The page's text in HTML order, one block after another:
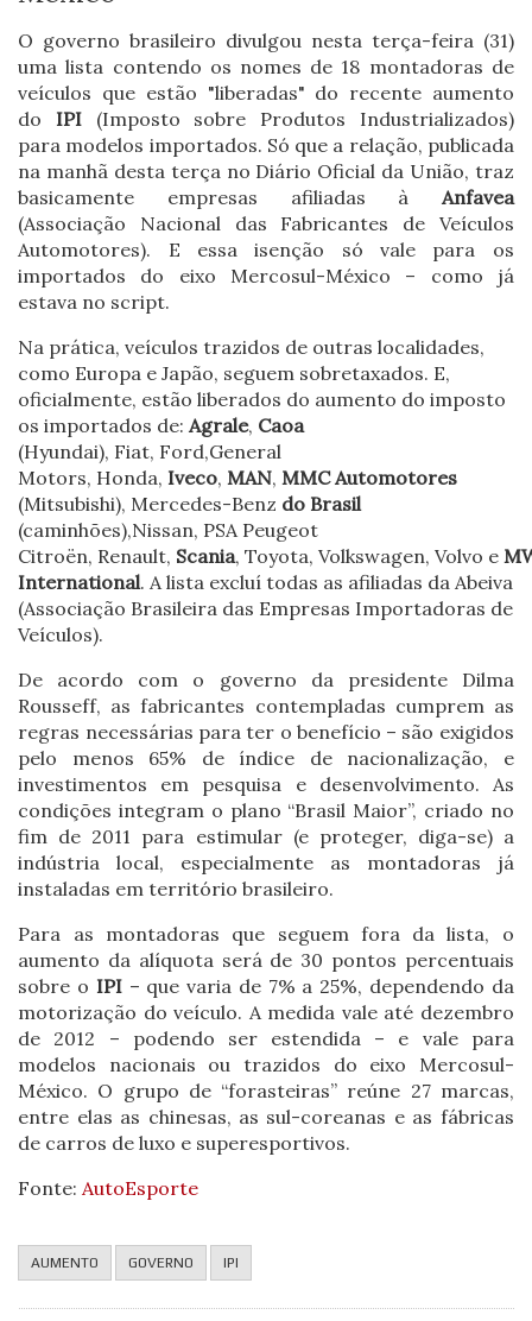
O governo brasileiro divulgou nesta terça-feira (31)
uma lista contendo os nomes de 18 montadoras de
veículos que estão "liberadas" do recente aumento
do IPI(Imposto sobre Produtos Industrializados)
para modelos importados. Só que a relação, publicada
na manhã desta terça no Diário Oficial da União, traz
basicamente empresas afiliadas à Anfavea
(Associação Nacional das Fabricantes de Veículos
Automotores). E essa isenção só vale para os
importados do eixo Mercosul-México – como já
estava no script.
Na prática, veículos trazidos de outras localidades,
como Europa e Japão, seguem sobretaxados. E,
oficialmente, estão liberados do aumento do imposto
os importados de:Agrale, Caoa
(Hyundai), Fiat, Ford,General
Motors, Honda, Iveco,MAN,MMC Automotores
(Mitsubishi), Mercedes-Benz do Brasil
(caminhões),Nissan, PSA Peugeot
Citroën, Renault, Scania, Toyota, Volkswagen, Volvo e
International. A lista excluí todas as afiliadas da Abeiva
(Associação Brasileira das Empresas Importadoras de
Veículos).
De acordo com o governo da presidente Dilma
Rousseff, as fabricantes contempladas cumprem as
regras necessárias para ter o benefício – são exigidos
pelo menos 65% de índice de nacionalização, e
investimentos em pesquisa e desenvolvimento. As
condições integram o plano “Brasil Maior”, criado no
fim de 2011 para estimular (e proteger, diga-se) a
indústria local, especialmente as montadoras já
instaladas em território brasileiro.
Para as montadoras que seguem fora da lista, o
aumento da alíquota será de 30 pontos percentuais
sobre o IPI– que varia de 7% a 25%, dependendo da
motorização do veículo. A medida vale até dezembro
de 2012 – podendo ser estendida – e vale para
modelos nacionais ou trazidos do eixo Mercosul-
México. O grupo de “forasteiras” reúne 27 marcas,
entre elas as chinesas, as sul-coreanas e as fábricas
de carros de luxo e superesportivos.
Fonte:AutoEsporte
AUMENTO GOVERNO IPI